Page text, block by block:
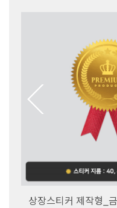
상장스티커 제작형_